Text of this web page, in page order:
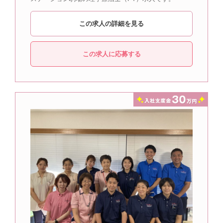
この求人の詳細を見る
この求人に応募する